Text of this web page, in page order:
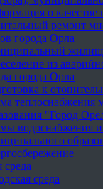
о качестве
ремонт
города Орла
из
города Орла
к
теплоснабжения
"Город
водоснабжения и
среда
среда